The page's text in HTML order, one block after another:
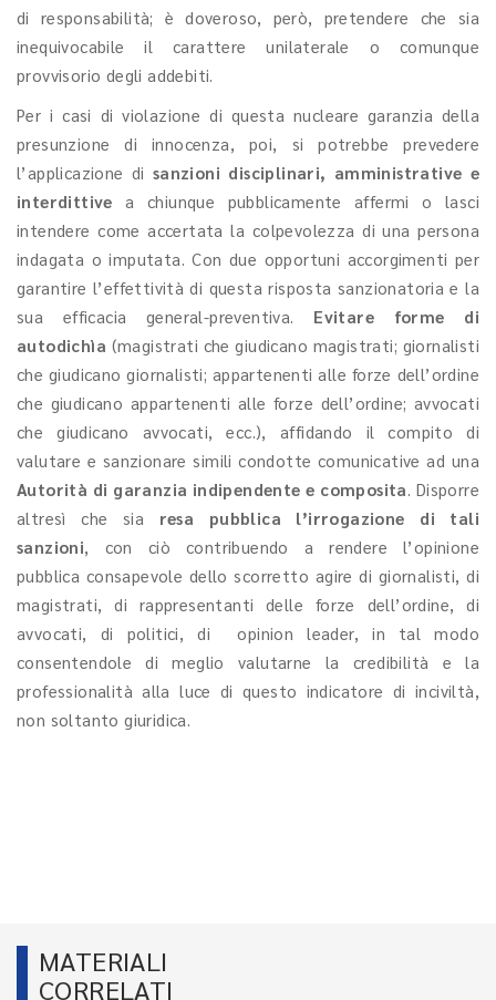
di responsabilità; è doveroso, però, pretendere che sia
inequivocabile il carattere unilaterale o comunque
provvisorio degli addebiti.
Per i casi di violazione di questa nucleare garanzia della
presunzione di innocenza, poi, si potrebbe prevedere
l’applicazione di sanzioni disciplinari, amministrative e
interdittive a chiunque pubblicamente affermi o lasci
intendere come accertata la colpevolezza di una persona
indagata o imputata. Con due opportuni accorgimenti per
garantire l’effettività di questa risposta sanzionatoria e la
sua efficacia general-preventiva. Evitare forme di
autodichìa (magistrati che giudicano magistrati; giornalisti
che giudicano giornalisti; appartenenti alle forze dell’ordine
che giudicano appartenenti alle forze dell’ordine; avvocati
che giudicano avvocati, ecc.), affidando il compito di
valutare e sanzionare simili condotte comunicative ad una
Autorità di garanzia indipendente e composita. Disporre
altresì che sia resa pubblica l’irrogazione di tali
sanzioni, con ciò contribuendo a rendere l’opinione
pubblica consapevole dello scorretto agire di giornalisti, di
magistrati, di rappresentanti delle forze dell’ordine, di
avvocati, di politici, di opinion leader, in tal modo
consentendole di meglio valutarne la credibilità e la
professionalità alla luce di questo indicatore di inciviltà,
non soltanto giuridica.
MATERIALI
CORRELATI